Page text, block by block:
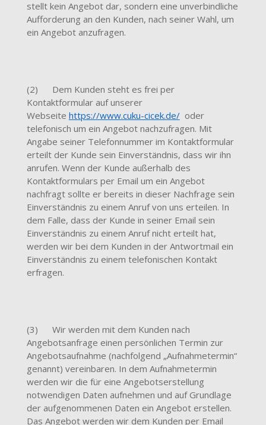
stellt kein Angebot dar, sondern eine unverbindliche
Aufforderung an den Kunden, nach seiner Wahl, um
ein Angebot anzufragen.
(2) Dem Kunden steht es frei per
Kontaktformular auf unserer
Webseite https://www.cuku-cicek.de/oder
telefonisch um ein Angebot nachzufragen. Mit
Angabe seiner Telefonnummer im Kontaktformular
erteilt der Kunde sein Einverständnis, dass wir ihn
anrufen. Wenn der Kunde außerhalb des
Kontaktformulars per Email um ein Angebot
nachfragt sollte er bereits in dieser Nachfrage sein
Einverständnis zu einem Anruf von uns erteilen. In
dem Falle, dass der Kunde in seiner Email sein
Einverständnis zu einem Anruf nicht erteilt hat,
werden wir bei dem Kunden in der Antwortmail ein
Einverständnis zu einem telefonischen Kontakt
erfragen.
(3) Wir werden mit dem Kunden nach
Angebotsanfrage einen persönlichen Termin zur
Angebotsaufnahme (nachfolgend „Aufnahmetermin“
genannt) vereinbaren. In dem Aufnahmetermin
werden wir die für eine Angebotserstellung
notwendigen Daten aufnehmen und auf Grundlage
der aufgenommenen Daten ein Angebot erstellen.
Das Angebot werden wir dem Kunden per Email